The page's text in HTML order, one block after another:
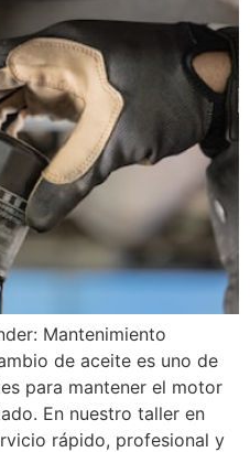
Mantenimiento
de aceite es uno de
para mantener el motor
En nuestro taller en
rápido, profesional y